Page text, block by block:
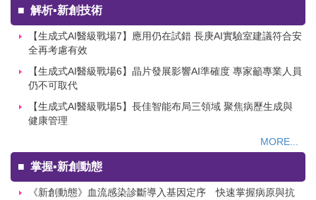
■ 解析▪新創技術
【生成式AI醫級戰場7】應用仍在試錯 長庚AI實驗室建議符合安
全再考慮有效
【生成式AI醫級戰場6】晶片發展影響AI準確度 專家籲專業人員
仍不可取代
【生成式AI醫級戰場5】長佳智能布局三領域 聚焦病歷生成與
健康管理
MORE...
■ 掌握▪新創動態
《新創動態》血流感染診斷導入基因定序 快速掌握病原與抗